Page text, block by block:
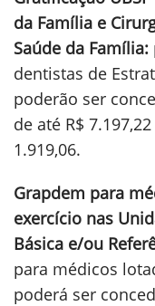
da Família e
Saúde da Família:
dentistas de
poderão ser
de até R$
1.919,06.
Grapdem para
exercício nas
Básica e/ou
para médicos
poderá ser